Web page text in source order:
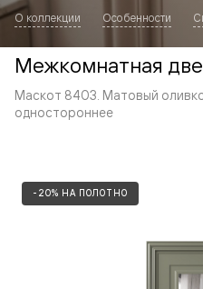
О коллекции Особенности
Межкомнатная
Маскот 8403. Матовый
одностороннее
-20% НА ПОЛОТНО